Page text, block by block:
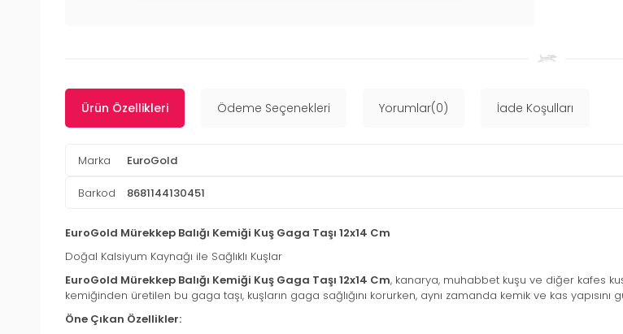
Ürün Özellikleri Ödeme Seçenekleri Yorumlar(0) İade Koşulları
Marka EuroGold
Barkod 8681144130451
EuroGold Mürekkep Balığı Kemiği Kuş Gaga Taşı 12x14 Cm
Doğal Kalsiyum Kaynağı ile Sağlıklı Kuşlar
EuroGold Mürekkep Balığı Kemiği Kuş Gaga Taşı 12x14 Cm, kanarya, muhabbet kuşu ve diğer kafes
kemiğinden üretilen bu gaga taşı, kuşların gaga sağlığını korurken, aynı zamanda kemik ve kas yapısını
Öne Çıkan Özellikler: